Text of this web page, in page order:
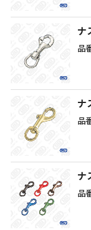
ナ
品
ナ
品
ナ
品